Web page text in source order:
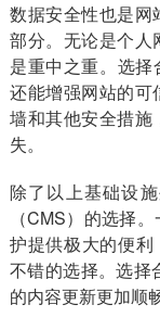
数据安全性也是网
部分。无论是个
是重中之重。选择
还能增强网站的可
墙和其他安全措
失。
除了以上基础设
（CMS）的选择
护提供极大的便利
不错的选择。选择
的内容更新更加顺畅